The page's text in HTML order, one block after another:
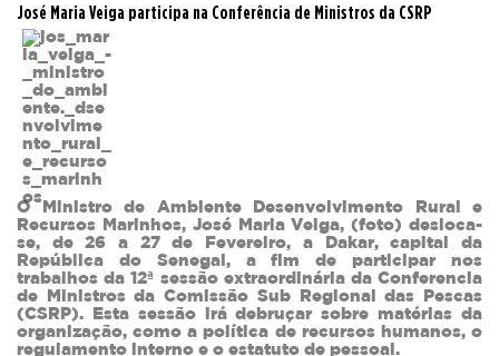
José Maria Veiga participa na Conferência de Ministros da CSRP
O Ministro de Ambiente Desenvolvimento Rural e
Recursos Marinhos, José Maria Veiga, (foto) desloca-
se, de 26 a 27 de Fevereiro, a Dakar, capital da
República do Senegal, a fim de participar nos
trabalhos da 12ª sessão extraordinária da Conferencia
de Ministros da Comissão Sub Regional das Pescas
(CSRP). Esta sessão irá debruçar sobre matérias da
organização, como a política de recursos humanos, o
regulamento interno e o estatuto de pessoal.